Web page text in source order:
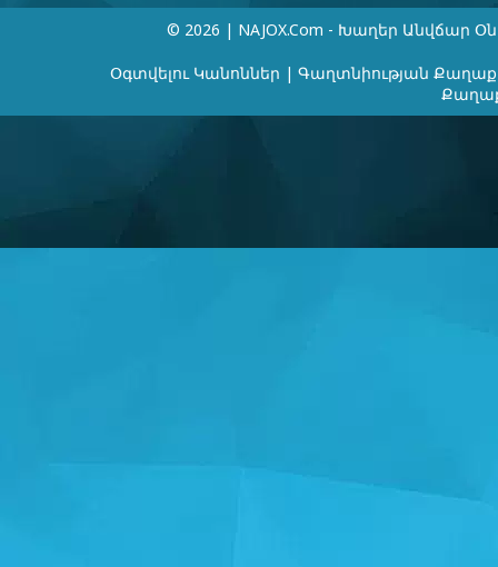
© 2026 | NAJOX.com - Խաղեր Անվճար
Օգտվելու Կանոններ | Գաղտնիության